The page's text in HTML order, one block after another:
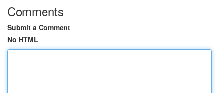
Comments
Submit a Comment
No HTML